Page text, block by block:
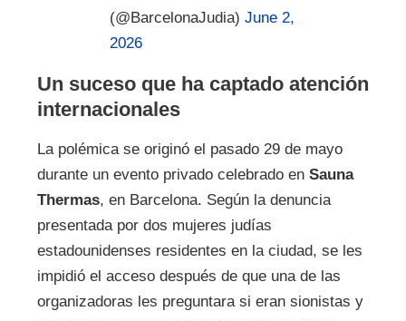
(@BarcelonaJudia) June 2,
2026
Un suceso que ha captado atención
internacionales
La polémica se originó el pasado 29 de mayo
durante un evento privado celebrado en Sauna
Thermas, en Barcelona. Según la denuncia
presentada por dos mujeres judías
estadounidenses residentes en la ciudad, se les
impidió el acceso después de que una de las
organizadoras les preguntara si eran sionistas y